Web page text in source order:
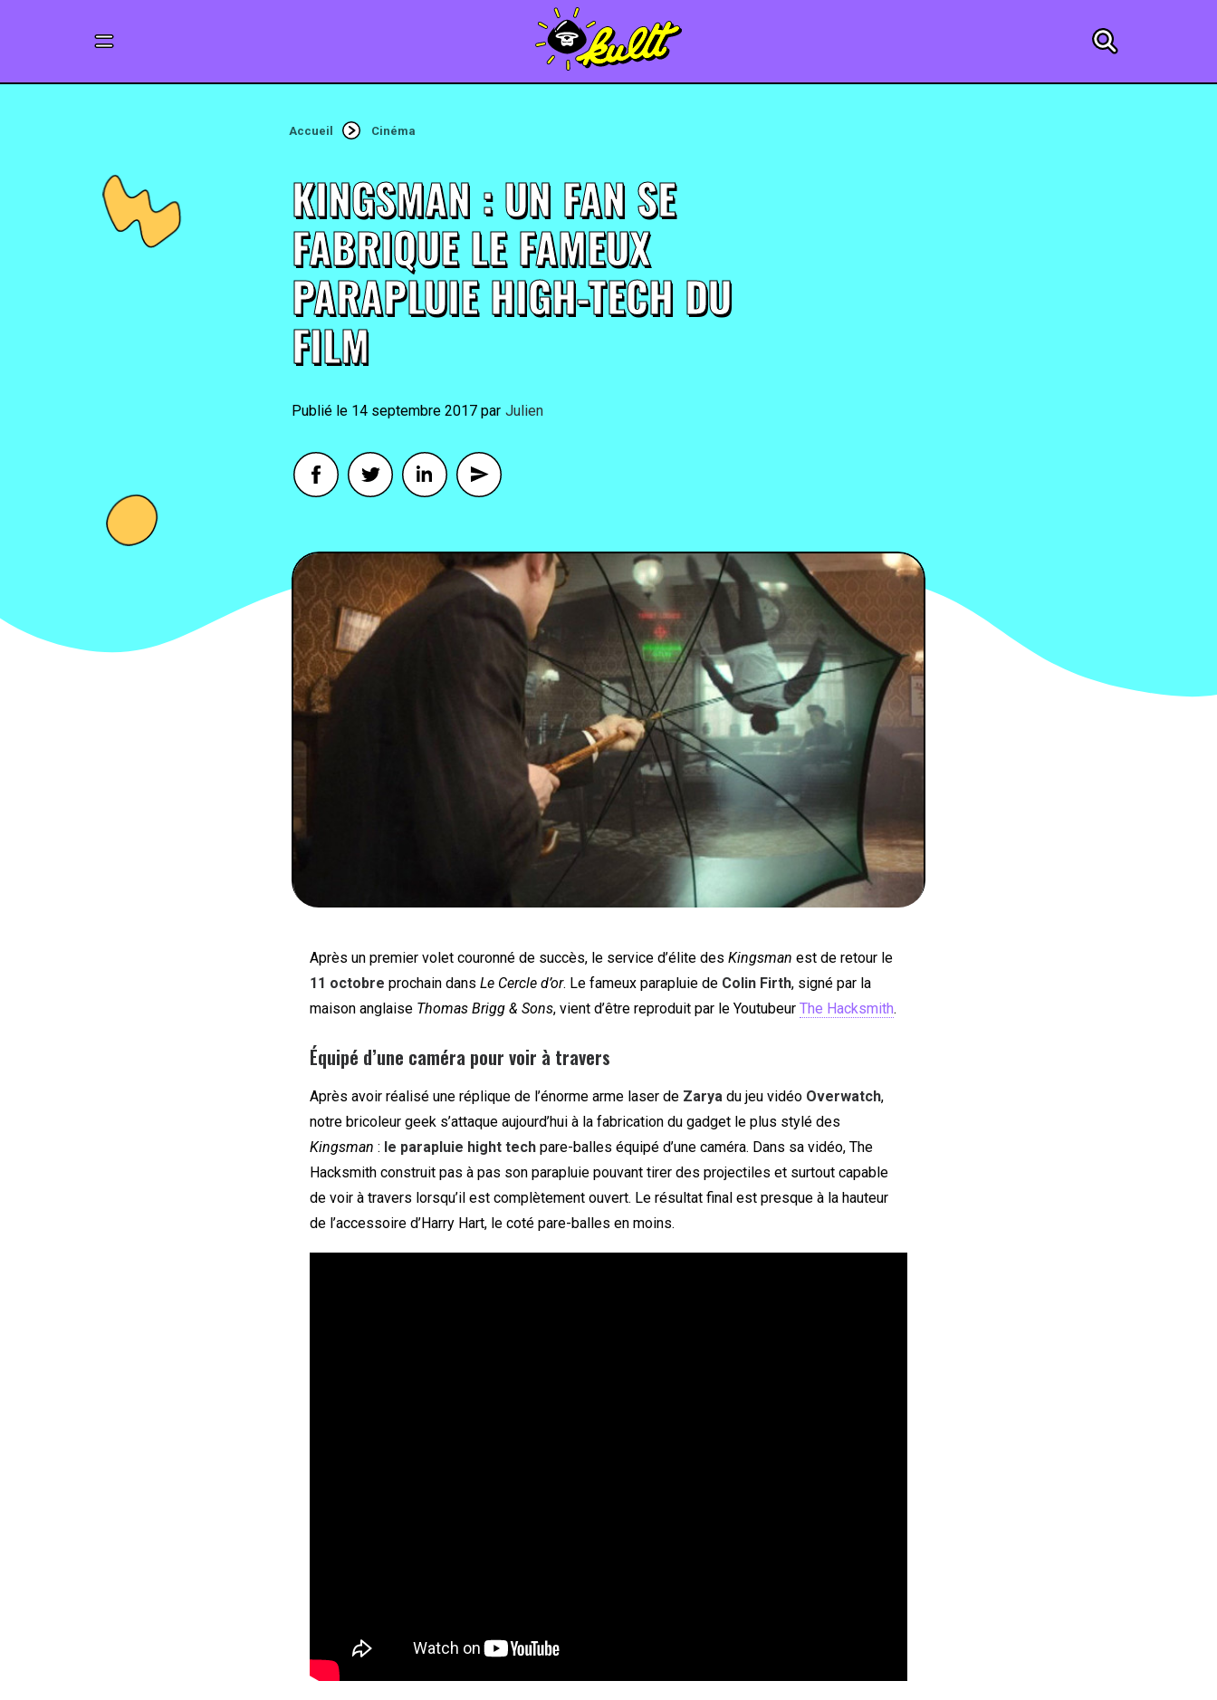
Accueil Cinéma
KINGSMAN : UN FAN SE
FABRIQUE LE FAMEUX
PARAPLUIE HIGH-TECH DU
FILM
14 septembre 2017 By Julien
Après un premier volet couronné de succès, le service d’élite des Kingsman est de retour le
11 octobre prochain dans Le Cercle d’or. Le fameux parapluie de Colin Firth, signé par la
maison anglaise Thomas Brigg & Sons, vient d’être reproduit par le Youtubeur The Hacksmith.
Équipé d’une caméra pour voir à travers
Après avoir réalisé une réplique de l’énorme arme laser de Zarya du jeu vidéo Overwatch,
notre bricoleur geek s’attaque aujourd’hui à la fabrication du gadget le plus stylé des
Kingsman : le parapluie hight tech pare-balles équipé d’une caméra. Dans sa vidéo, The
Hacksmith construit pas à pas son parapluie pouvant tirer des projectiles et surtout capable
de voir à travers lorsqu’il est complètement ouvert. Le résultat final est presque à la hauteur
de l’accessoire d’Harry Hart, le coté pare-balles en moins.